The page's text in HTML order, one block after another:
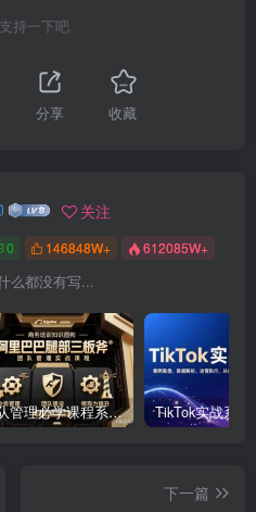
持一下吧
分享 收藏
关注
0 146848W+ 612085W+
么都没有写...
团队管理必学课程系列，阿里巴巴“腿部三板斧”
下一篇